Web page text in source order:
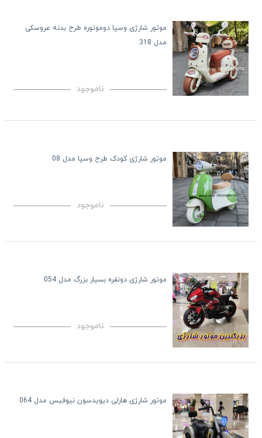
موتور شارژی وسپا دوموتوره طرح بدنه عروسکی
مدل 318
ناموجود
موتور شارژی کودک طرح وسپا مدل 08
ناموجود
موتور شارژی دونفره بسیار بزرگ مدل 054
ناموجود
موتور شارژی هارلی دیویدسون نیوفیس مدل 064